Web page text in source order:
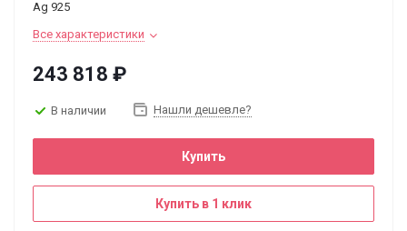
Ag 925
Все характеристики
243 818 ₽
В наличии Нашли дешевле?
Купить
Купить в 1 клик